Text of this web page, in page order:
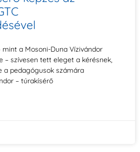
mint a Mosoni-Duna Vízivándor
– szívesen tett eleget a kérésnek,
a pedagógusok számára
– túrakísérő